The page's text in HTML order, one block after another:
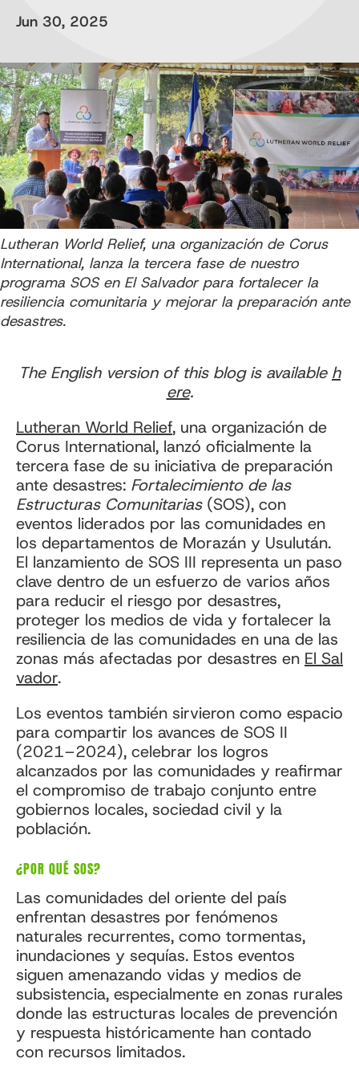
Jun 30, 2025
Lutheran World Relief, una organización de Corus
International, lanza la tercera fase de nuestro
programa SOS en El Salvador para fortalecer la
resiliencia comunitaria y mejorar la preparación ante
desastres.
The English version of this blog is available h
ere.
Lutheran World Relief, una organización de
Corus International, lanzó oficialmente la
tercera fase de su iniciativa de preparación
ante desastres: Fortalecimiento de las
Estructuras Comunitarias(SOS), con
eventos liderados por las comunidades en
los departamentos de Morazán y Usulután.
El lanzamiento de SOS III representa un paso
clave dentro de un esfuerzo de varios años
para reducir el riesgo por desastres,
proteger los medios de vida y fortalecer la
resiliencia de las comunidades en una de las
zonas más afectadas por desastres en El Sal
vador.
Los eventos también sirvieron como espacio
para compartir los avances de SOS II
(2021–2024), celebrar los logros
alcanzados por las comunidades y reafirmar
el compromiso de trabajo conjunto entre
gobiernos locales, sociedad civil y la
población.
¿POR QUÉ SOS?
Las comunidades del oriente del país
enfrentan desastres por fenómenos
naturales recurrentes, como tormentas,
inundaciones y sequías. Estos eventos
siguen amenazando vidas y medios de
subsistencia, especialmente en zonas rurales
donde las estructuras locales de prevención
y respuesta históricamente han contado
con recursos limitados.